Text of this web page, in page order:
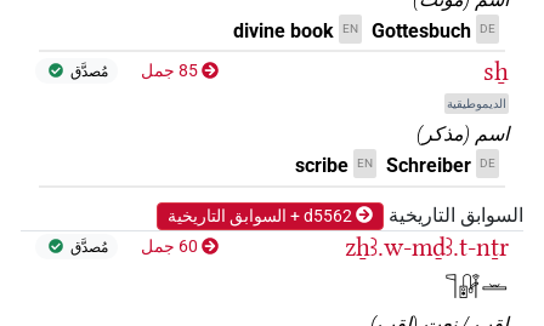
DE
Gottesbuch
EN
divine book
sẖ
الديموطيقية
85 جمل مُصدَّق
اسم (مذكر)
DE
Schreiber
EN
scribe
السوابق التاريخية d5562 + السوابق التاريخية
zẖꜣ.w-mḏꜣ.t-nṯr
𓊹𓏞𓏛
60 جمل مُصدَّق